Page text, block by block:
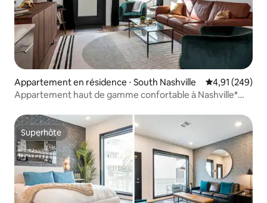
Appartement en résidence ⋅ South Nashville Évaluation
4,91 (249)
Appartement haut de gamme confortable à Nashville*
Superhôte
Superhôte